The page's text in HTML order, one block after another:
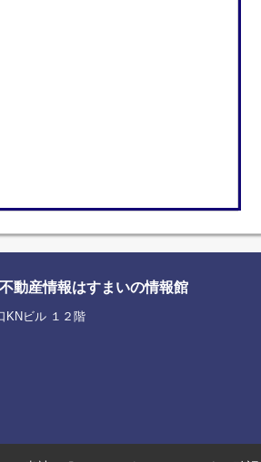
動産情報はすまいの情報館
KNビル １２階